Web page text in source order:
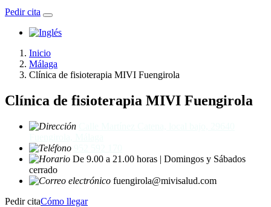
Pedir cita
Inicio
Málaga
Clínica de fisioterapia MIVI Fuengirola
Clínica de fisioterapia MIVI Fuengirola
De 9.00 a 21.00 horas | Domingos y Sábados
cerrado
fuengirola@mivisalud.com
Pedir citaCómo llegar